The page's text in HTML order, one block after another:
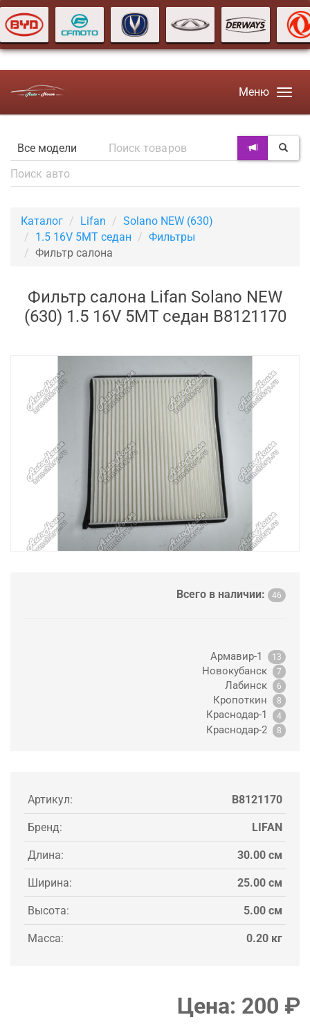
Меню
Каталог Lifan
Solano NEW (630)
1.5 16V 5MT седан
Фильтры
Фильтр салона
Фильтр салона Lifan Solano NEW
(630) 1.5 16V 5MT седан B8121170
Всего в наличии: 46
Армавир-1 13
Новокубанск 7
Лабинск 6
Кропоткин 8
Краснодар-1 4
Краснодар-2 8
Артикул: B8121170
Бренд: LIFAN
Длина: 30.00 см
Ширина: 25.00 см
Высота: 5.00 см
Масса: 0.20 кг
Цена: 200 ₽